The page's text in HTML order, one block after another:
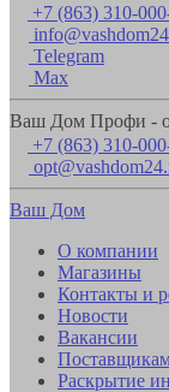
+7 (863) 310-
Telegram
Max
Ваш Дом Профи -
+7 (863) 310-
Ваш Дом
О компании
Магазины
Контакты и
Новости
Вакансии
Раскрытие